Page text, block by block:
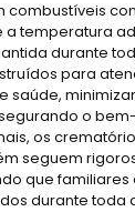
combustíveis
a temperatura
durante
para
saúde,
o
os
seguem
que
durante toda